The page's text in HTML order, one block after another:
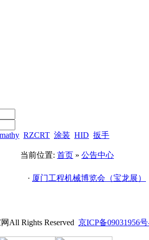
mathy RZCRT 涂装 HID 扳手
当前位置: 首页 » 公告中心
· 厦门工程机械博览会（宝龙展）
All Rights Reserved 京ICP备09031956